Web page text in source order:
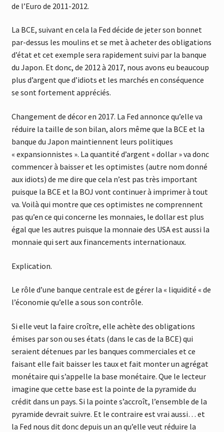
de l’Euro de 2011-2012.
La BCE, suivant en cela la Fed décide de jeter son bonnet
par-dessus les moulins et se met à acheter des obligations
d’état et cet exemple sera rapidement suivi par la banque
du Japon. Et donc, de 2012 à 2017, nous avons eu beaucoup
plus d’argent que d’idiots et les marchés en conséquence
se sont fortement appréciés.
Changement de décor en 2017. La Fed annonce qu’elle va
réduire la taille de son bilan, alors même que la BCE et la
banque du Japon maintiennent leurs politiques
« expansionnistes ». La quantité d’argent « dollar » va donc
commencer à baisser et les optimistes (autre nom donné
aux idiots) de me dire que cela n’est pas très important
puisque la BCE et la BOJ vont continuer à imprimer à tout
va. Voilà qui montre que ces optimistes ne comprennent
pas qu’en ce qui concerne les monnaies, le dollar est plus
égal que les autres puisque la monnaie des USA est aussi la
monnaie qui sert aux financements internationaux.
Explication.
Le rôle d’une banque centrale est de gérer la « liquidité « de
l’économie qu’elle a sous son contrôle.
Si elle veut la faire croître, elle achète des obligations
émises par son ou ses états (dans le cas de la BCE) qui
seraient détenues par les banques commerciales et ce
faisant elle fait baisser les taux et fait monter un agrégat
monétaire qui s’appelle la base monétaire. Que le lecteur
imagine que cette base est la pointe de la pyramide du
crédit dans un pays. Si la pointe s’accroît, l’ensemble de la
pyramide devrait suivre. Et le contraire est vrai aussi… et
la Fed nous dit donc depuis un an qu’elle veut réduire la